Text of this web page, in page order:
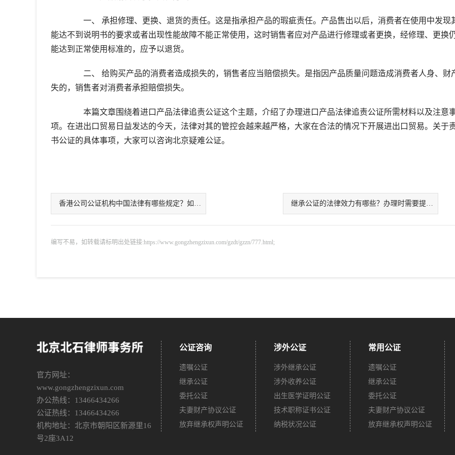
一、 承担修理、更换、退货的责任。这是指承担产品的瑕疵责任。产品售出以后，消费者在使用中发现
能达不到说明书的要求或者出现性能故障不能正常使用，这时销售者应对产品进行修理或者更换，经修理、更换
能达到正常使用标准的，应予以退货。
二、 给购买产品的消费者造成损失的，销售者应当赔偿损失。是指因产品质量问题造成消费者人身、财
失的，销售者对消费者承担赔偿损失。
本篇文章围绕着进口产品法律追责公证这个主题，介绍了办理进口产品法律追责公证所需材料以及注意
项。在进出口贸易日益发达的今天，法律对其的管控会越来越严格，大家在合法的情况下开展进出口贸易。关于
书公证的具体事项，大家可以咨询北京疑难公证。
香港公司公证机构中国法律有哪些规定？如何办理中国公证？ 继承公证的法律效力有哪些？办理时需要提交哪些材料？
编写不易，如转载请标明出处链接:https://www.gongzhengzixun.com/gzdt/gzzn/777.html;
官方网址：
www.gongzhengzixun.com
办公热线：13466434266
公证热线：13466434266
机构地址：北京市朝阳区新源里16
号2座3A12
公证咨询
遗嘱公证
继承公证
委托公证
夫妻财产协议公证
放弃继承权声明公证
涉外公证
涉外继承公证
涉外收养公证
出生医学证明公证
技术职称证书公证
纳税状况公证
常用公证
遗嘱公证
继承公证
委托公证
夫妻财产协议公证
放弃继承权声明公证